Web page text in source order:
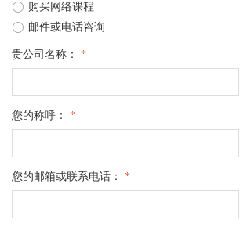
ꀐ 购买网络课程
ꀐ 邮件或电话咨询
贵公司名称： *
您的称呼： *
您的邮箱或联系电话： *